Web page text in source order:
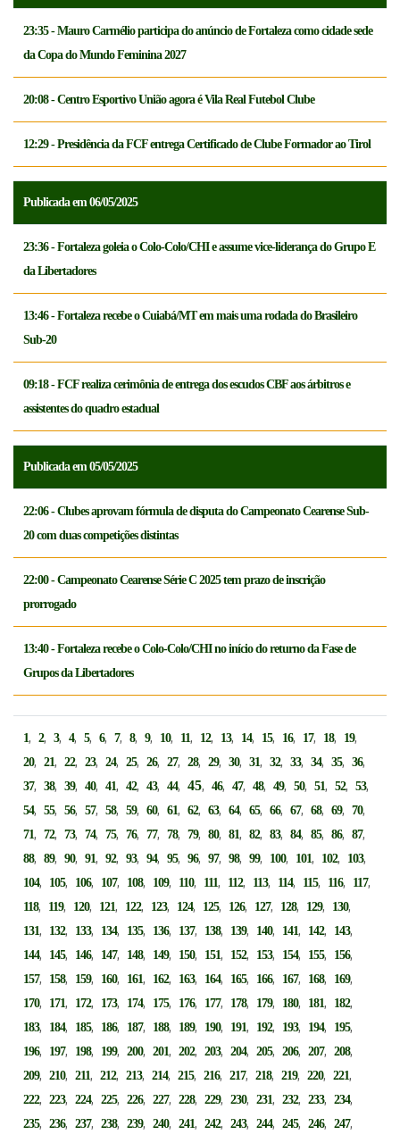
23:35 - Mauro Carmélio participa do anúncio de Fortaleza como cidade sede
da Copa do Mundo Feminina 2027
20:08 - Centro Esportivo União agora é Vila Real Futebol Clube
12:29 - Presidência da FCF entrega Certificado de Clube Formador ao Tirol
Publicada em 06/05/2025
23:36 - Fortaleza goleia o Colo-Colo/CHI e assume vice-liderança do Grupo E
da Libertadores
13:46 - Fortaleza recebe o Cuiabá/MT em mais uma rodada do Brasileiro
Sub-20
09:18 - FCF realiza cerimônia de entrega dos escudos CBF aos árbitros e
assistentes do quadro estadual
Publicada em 05/05/2025
22:06 - Clubes aprovam fórmula de disputa do Campeonato Cearense Sub-
20 com duas competições distintas
22:00 - Campeonato Cearense Série C 2025 tem prazo de inscrição
prorrogado
13:40 - Fortaleza recebe o Colo-Colo/CHI no início do returno da Fase de
Grupos da Libertadores
1,2,3,4,5,6,7,8,9, 10, 11, 12, 13, 14, 15, 16, 17, 18, 19,
20,21,22,23,24,25,26,27,28,29,30,31,32,33,34,35,36,
37,38,39,40,41,42,43,44,45,46,47,48,49,50,51,52,53,
54,55,56,57,58,59,60,61,62,63,64,65,66,67,68,69,70,
71,72,73,74,75,76,77,78,79,80,81,82,83,84,85,86,87,
88,89,90,91,92,93,94,95,96,97,98,99, 100, 101, 102, 103,
104, 105, 106, 107, 108, 109, 110, 111, 112, 113, 114, 115, 116, 117,
118, 119, 120, 121, 122, 123, 124, 125, 126, 127, 128, 129, 130,
131, 132, 133, 134, 135, 136, 137, 138, 139, 140, 141, 142, 143,
144, 145, 146, 147, 148, 149, 150, 151, 152, 153, 154, 155, 156,
157, 158, 159, 160, 161, 162, 163, 164, 165, 166, 167, 168, 169,
170, 171, 172, 173, 174, 175, 176, 177, 178, 179, 180, 181, 182,
183, 184, 185, 186, 187, 188, 189, 190, 191, 192, 193, 194, 195,
196, 197, 198, 199,200,201,202,203,204,205,206,207,208,
209,210,211,212,213,214,215,216,217,218,219,220,221,
222,223,224,225,226,227,228,229,230,231,232,233,234,
235,236,237,238,239,240,241,242,243,244,245,246,247,